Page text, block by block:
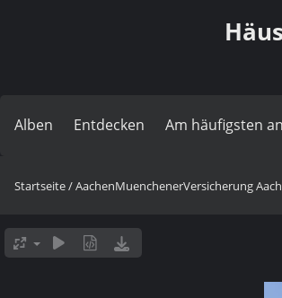
Alben Entdecken Am häufigsten
Startseite/AachenMuenchenerVersicherung